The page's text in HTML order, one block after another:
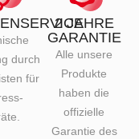
durch
für
2 JAHRE
GARANTIE
Alle unsere
Produkte
haben die
offizielle
Garantie des